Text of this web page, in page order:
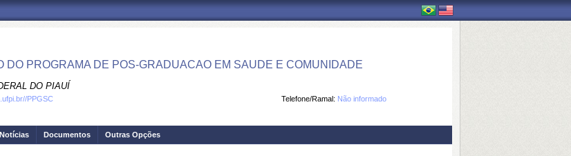
DO PROGRAMA DE POS-GRADUACAO EM SAUDE E COMUNIDADE
DO PIAUÍ
Telefone/Ramal: Não informado
PPGSC
Notícias Documentos Outras Opções